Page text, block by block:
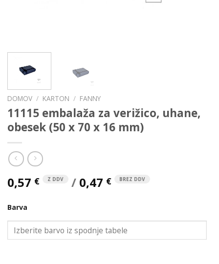
DOMOV / KARTON / FANNY
11115 embalaža za verižico, uhane,
obesek (50 x 70 x 16 mm)
0,57 € Z DDV / 0,47 € BREZ DDV
Barva